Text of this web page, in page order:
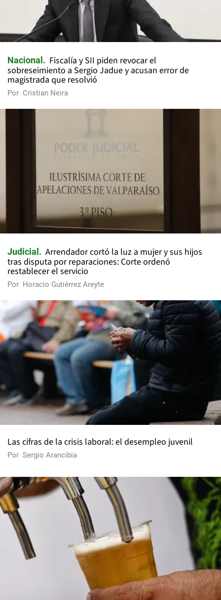
Nacional
Fiscalía y SII piden revocar el
sobreseimiento a Sergio Jadue y acusan error de
magistrada que resolvió
Por Cristian Neira
Judicial
Arrendador cortó la luz a mujer y sus hijos
tras disputa por reparaciones: Corte ordenó
restablecer el servicio
Por Horacio Gutiérrez Areyte
Las cifras de la crisis laboral: el desempleo juvenil
Por Sergio Arancibia